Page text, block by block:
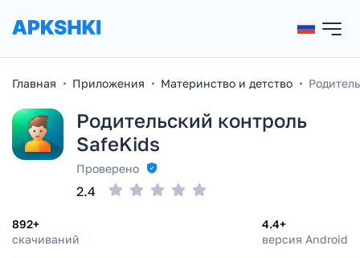
Главная Приложения Материнство и детство
Родительский контроль
SafeKids
Проверено
892+
скачиваний
4.4+
версия Android
2.4